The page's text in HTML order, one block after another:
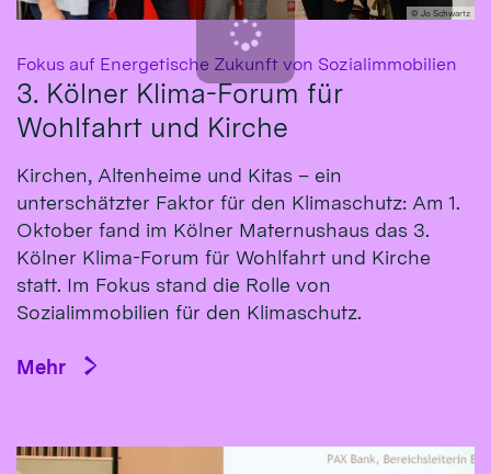
© Jo Schwartz
Fokus auf Energetische Zukunft von Sozialimmobilien
3. Kölner Klima-Forum für
Wohlfahrt und Kirche
Kirchen, Altenheime und Kitas – ein
unterschätzter Faktor für den Klimaschutz: Am 1.
Oktober fand im Kölner Maternushaus das 3.
Kölner Klima-Forum für Wohlfahrt und Kirche
statt. Im Fokus stand die Rolle von
Sozialimmobilien für den Klimaschutz.
Mehr